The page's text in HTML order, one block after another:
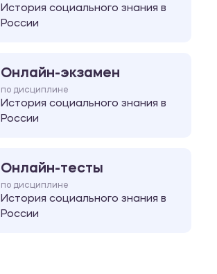
История социального знания в
России
Онлайн-экзамен
по дисциплине
История социального знания в
России
Онлайн-тесты
по дисциплине
История социального знания в
России